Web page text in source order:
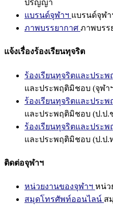
ปริญญา
แบรนด์จุฬาฯ แบรนด์จุฬา
ภาพบรรยากาศ ภาพบรร
แจ้งเรื่องร้องเรียนทุจริต
ร้องเรียนทุจริตและประ
และประพฤติมิชอบ (จุฬา
ร้องเรียนทุจริตและประ
และประพฤติมิชอบ (ป.ป.
ร้องเรียนทุจริตและประ
และประพฤติมิชอบ (ป.ป.
ติดต่อจุฬาฯ
หน่วยงานของจุฬาฯ หน่ว
สมุดโทรศัพท์ออนไลน์ ส